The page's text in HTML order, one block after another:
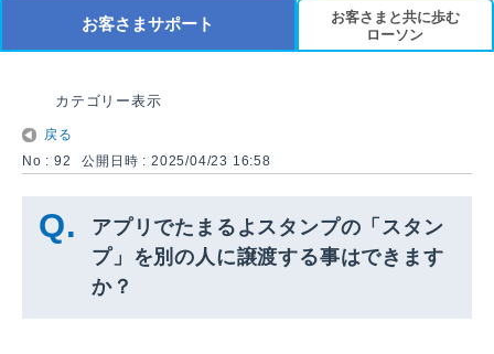
お客さまサポート
お客さまと共に歩む
ローソン
カテゴリー表示
戻る
No : 92
公開日時 : 2025/04/23 16:58
アプリでたまるよスタンプの「スタン
プ」を別の人に譲渡する事はできます
か？